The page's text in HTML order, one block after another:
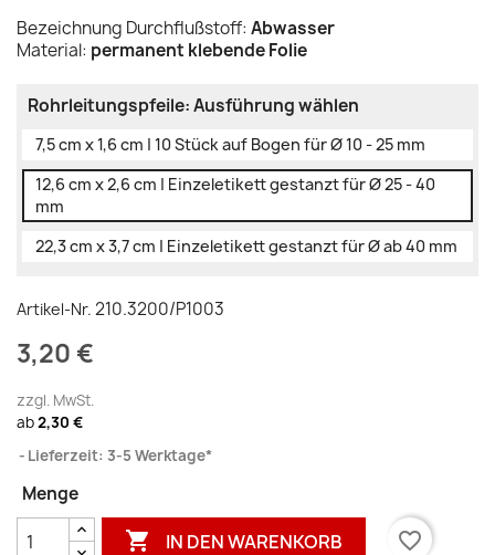
Bezeichnung Durchflußstoff: Abwasser
Material: permanent klebende Folie
Rohrleitungspfeile: Ausführung wählen
7,5 cm x 1,6 cm | 10 Stück auf Bogen für Ø 10 - 25 mm
12,6 cm x 2,6 cm | Einzeletikett gestanzt für Ø 25 - 40
mm
22,3 cm x 3,7 cm | Einzeletikett gestanzt für Ø ab 40 mm
Artikel-Nr. 210.3200/P1003
3,20 €
zzgl. MwSt.
ab2,30 €
Lieferzeit: 3-5 Werktage*
Menge
 IN DEN WARENKORB favorite_border